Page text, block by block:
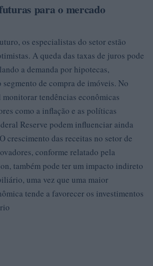
para o mercado
os especialistas do setor estão
A queda das taxas de juros pode
a demanda por hipotecas,
de compra de imóveis. No
tendências econômicas
como a inflação e as políticas
Reserve podem influenciar ainda
crescimento das receitas no setor de
conforme relatado pela
também pode ter um impacto indireto
uma vez que uma maior
tende a favorecer os investimentos